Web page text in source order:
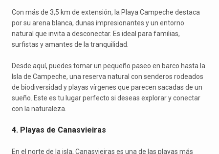
Con más de 3,5 km de extensión, la Playa Campeche destaca
por su arena blanca, dunas impresionantes y un entorno
natural que invita a desconectar. Es ideal para familias,
surfistas y amantes de la tranquilidad.
Desde aquí, puedes tomar un pequeño paseo en barco hasta la
Isla de Campeche, una reserva natural con senderos rodeados
de biodiversidad y playas vírgenes que parecen sacadas de un
sueño. Este es tu lugar perfecto si deseas explorar y conectar
con la naturaleza.
4. Playas de Canasvieiras
En el norte de la isla, Canasvieiras es una de las playas más